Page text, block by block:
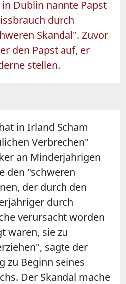
Dublin nannte Papst
durch
Skandal". Zuvor
den Papst auf, er
stellen.
in Irland Scham
Verbrechen"
an Minderjährigen
den "schweren
der durch den
durch
verursacht worden
waren, sie zu
sagte der
zu Beginn seines
Der Skandal mache